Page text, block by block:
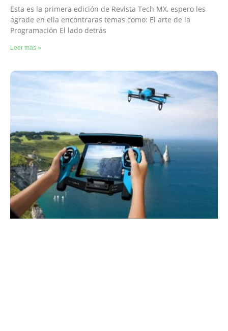
Esta es la primera edición de Revista Tech MX, espero les
agrade en ella encontraras temas como: El arte de la
Programación El lado detrás
Leer más »